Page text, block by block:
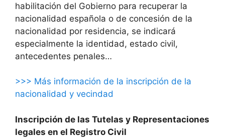
habilitación del Gobierno para recuperar la
nacionalidad española o de concesión de la
nacionalidad por residencia, se indicará
especialmente la identidad, estado civil,
antecedentes penales…
>>> Más información de la inscripción de la
nacionalidad y vecindad
Inscripción de las Tutelas y Representaciones
legales en el Registro Civil